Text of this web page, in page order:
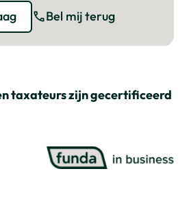
dan kunt contact met
(0183) 30 40 50 of
Bel mij terug
taxateurs zijn gecertificeerd